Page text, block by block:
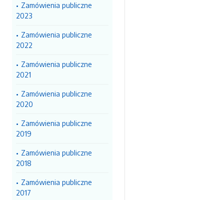
Zamówienia publiczne
2023
Zamówienia publiczne
2022
Zamówienia publiczne
2021
Zamówienia publiczne
2020
Zamówienia publiczne
2019
Zamówienia publiczne
2018
Zamówienia publiczne
2017